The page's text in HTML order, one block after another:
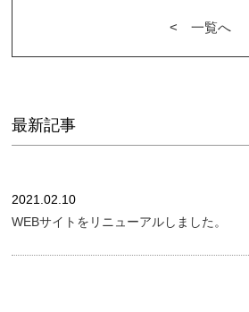
<︎ 一覧へ
最新記事
2021.02.10
WEBサイトをリニューアルしました。